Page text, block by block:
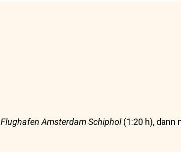
Flughafen Amsterdam Schiphol(1:20 h), dann